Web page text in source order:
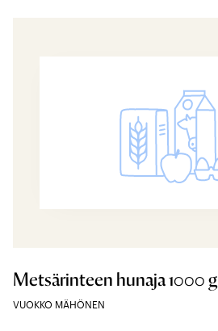
Metsärinteen hunaja 1000 g
VUOKKO MÄHÖNEN